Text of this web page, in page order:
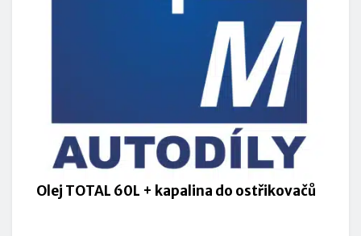
Olej TOTAL 60L + kapalina do ostřikovačů